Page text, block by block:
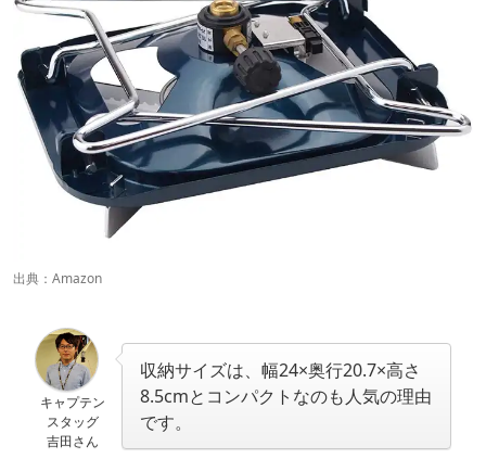
出典： Amazon
キャプテン
スタッグ
吉田さん
収納サイズは、幅24×奥行20.7×高さ
8.5cmとコンパクトなのも人気の理由
です。